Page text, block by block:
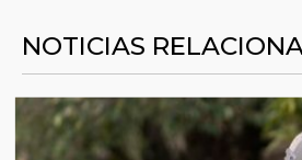
NOTICIAS